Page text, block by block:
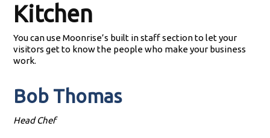
Kitchen
You can use Moonrise’s built in staff section to let your
visitors get to know the people who make your business
work.
Bob Thomas
Head Chef